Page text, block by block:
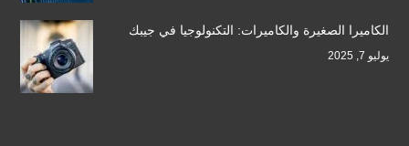
الكاميرا الصغيرة والكاميرات: التكنولوجيا في جيبك
يوليو 7, 2025